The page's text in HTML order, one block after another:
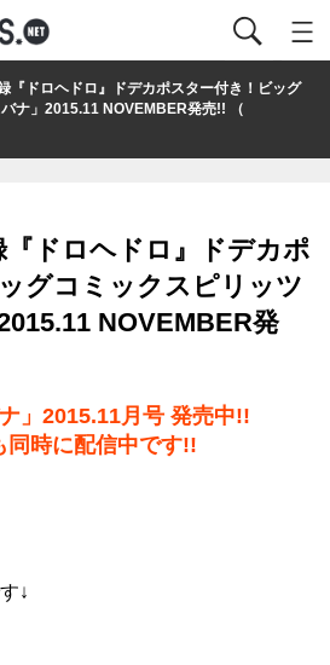
ロヘドロ』ドデカポスター付き！ビッグ
ナ」2015.11 NOVEMBER発売!! （
『ドロヘドロ』ドデカポ
グコミックスピリッツ
NOVEMBER発
」2015.11月号 発売中!!
同時に配信中です!!
↓